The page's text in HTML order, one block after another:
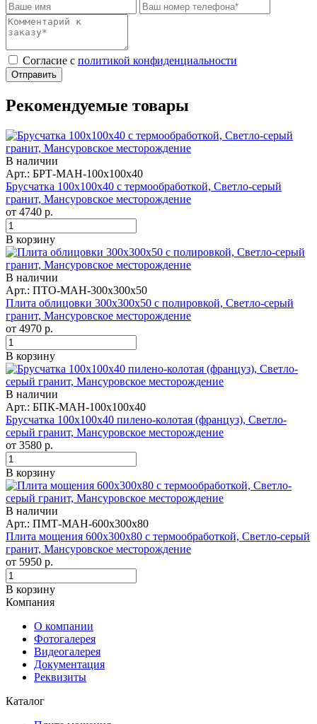
Cогласие с политикой конфиденциальности
Отправить
Рекомендуемые товары
В наличии
Арт.: БРТ-МАН-100х100х40
Брусчатка 100x100x40 с термообработкой, Светло-серый
гранит, Мансуровское месторождение
от 4740 р.
В корзину
В наличии
Арт.: ПТО-МАН-300х300х50
Плита облицовки 300x300x50 с полировкой, Светло-серый
гранит, Мансуровское месторождение
от 4970 р.
В корзину
В наличии
Арт.: БПК-МАН-100х100х40
Брусчатка 100x100x40 пилено-колотая (француз), Светло-
серый гранит, Мансуровское месторождение
от 3580 р.
В корзину
В наличии
Арт.: ПМТ-МАН-600х300х80
Плита мощения 600x300x80 с термообработкой, Светло-серый
гранит, Мансуровское месторождение
от 5950 р.
В корзину
Компания
О компании
Фотогалерея
Видеогалерея
Документация
Реквизиты
Каталог